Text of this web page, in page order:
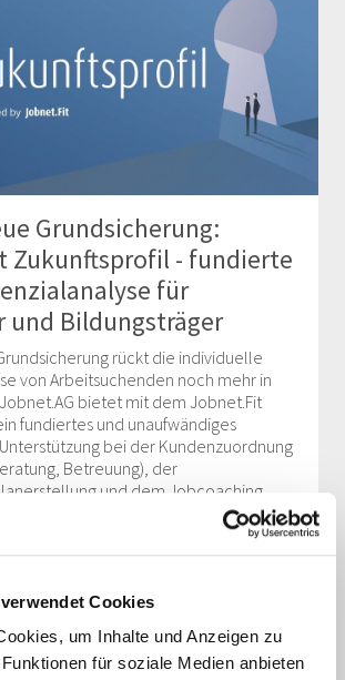
Cookies
um Inhalte und Anzeigen zu
für soziale Medien anbieten
Grundsicherung:
Zukunftsprofil - fundierte
für
und Bildungsträger
rückt die individuelle
von Arbeitsuchenden noch mehr in
bietet mit dem Jobnet.Fit
fundiertes und unaufwändiges
bei der Kundenzuordnung
Betreuung), der
und dem Jobcoaching.
mehr lesen
regionales
- JobZENTRALE